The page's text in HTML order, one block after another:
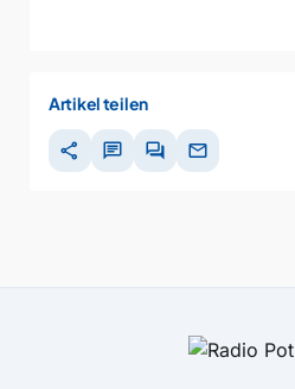
Artikel teilen
share chat forum mail